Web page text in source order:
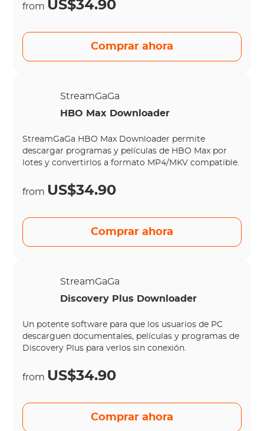
from US$34.90
Comprar ahora
StreamGaGa
HBO Max Downloader
StreamGaGa HBO Max Downloader permite
descargar programas y películas de HBO Max por
lotes y convertirlos a formato MP4/MKV compatible.
from US$34.90
Comprar ahora
StreamGaGa
Discovery Plus Downloader
Un potente software para que los usuarios de PC
descarguen documentales, películas y programas de
Discovery Plus para verlos sin conexión.
from US$34.90
Comprar ahora